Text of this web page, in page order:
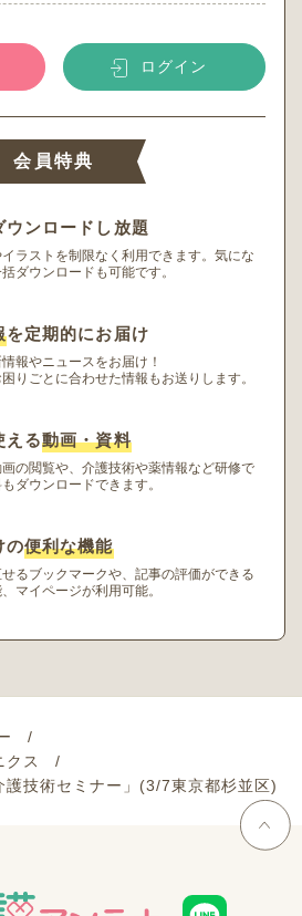
ログイン
会員特典
ウンロードし放題
ラストを制限なく利用できます。 気にな
ダウンロードも可能です。
を定期的にお届け
報やニュースをお届け！
りごとに合わせた情報もお送りします。
える動画・資料
の閲覧や、介護技術や薬情報など研修で
ダウンロードできます。
の便利な機能
るブックマークや、記事の評価ができる
マイページが利用可能。
クス
技術セミナー」(3/7東京都杉並区)